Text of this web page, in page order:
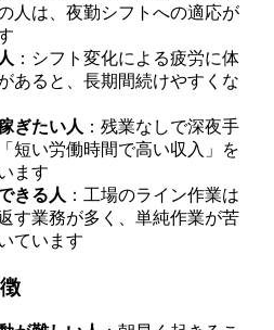
人は、夜勤シフトへの適応が
：シフト変化による疲労に体
あると、長期間続けやすくな
ぎたい人 ：残業なしで深夜手
短い労働時間で高い収入」を
ます
きる人 ：工場のライン作業は
す業務が多く、単純作業が苦
ています